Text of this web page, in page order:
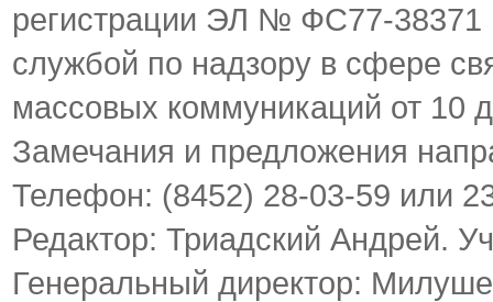
регистрации ЭЛ № ФС77-38371
службой по надзору в сфере
массовых коммуникаций от 10
Замечания и предложения
Телефон: (8452) 28-03-59 или
Редактор: Триадский Андрей.
Генеральный директор: